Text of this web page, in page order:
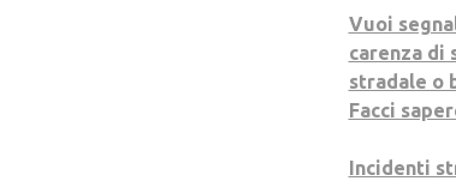
STRADA
Vuoi
carenza di
stradale o
Facci
Incidenti